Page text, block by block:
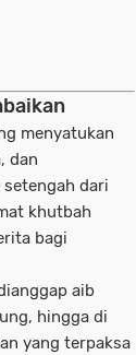
menyatukan
dan
setengah dari
khutbah
bagi
aib
hingga di
yang terpaksa